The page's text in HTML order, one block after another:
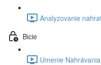
Analyzovanie
Bicie
Umenie